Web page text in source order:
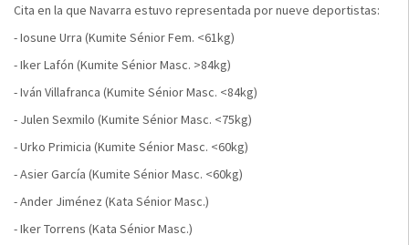
Cita en la que Navarra estuvo representada por nueve deportistas:
- Iosune Urra (Kumite Sénior Fem. <61kg)
- Iker Lafón (Kumite Sénior Masc. >84kg)
- Iván Villafranca (Kumite Sénior Masc. <84kg)
- Julen Sexmilo (Kumite Sénior Masc. <75kg)
- Urko Primicia (Kumite Sénior Masc. <60kg)
- Asier García (Kumite Sénior Masc. <60kg)
- Ander Jiménez (Kata Sénior Masc.)
- Iker Torrens (Kata Sénior Masc.)